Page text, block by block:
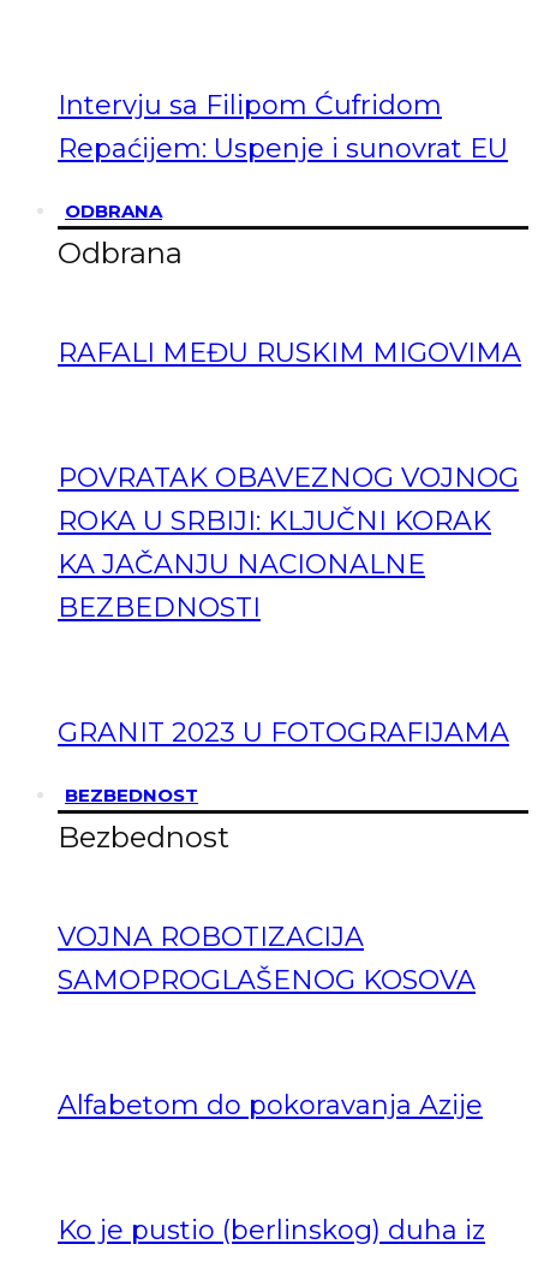
Intervju sa Filipom Ćufridom
Repaćijem: Uspenje i sunovrat EU
ODBRANA
Odbrana
RAFALI MEĐU RUSKIM MIGOVIMA
POVRATAK OBAVEZNOG VOJNOG
ROKA U SRBIJI: KLJUČNI KORAK
KA JAČANJU NACIONALNE
BEZBEDNOSTI
GRANIT 2023 U FOTOGRAFIJAMA
BEZBEDNOST
Bezbednost
VOJNA ROBOTIZACIJA
SAMOPROGLAŠENOG KOSOVA
Alfabetom do pokoravanja Azije
Ko je pustio (berlinskog) duha iz